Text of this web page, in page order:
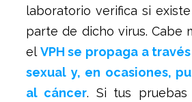
laboratorio verifica si
parte de dicho virus. Cabe
el VPH se propaga a
sexual y, en ocasiones,
al cáncer. Si tus